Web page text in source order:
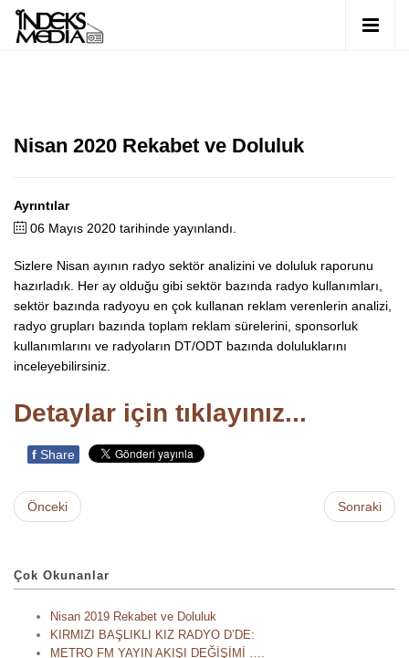
Nisan 2020 Rekabet ve Doluluk
Ayrıntılar
06 Mayıs 2020 tarihinde yayınlandı.
Sizlere Nisan ayının radyo sektör analizini ve doluluk raporunu
hazırladık. Her ay olduğu gibi sektör bazında radyo kullanımları,
sektör bazında radyoyu en çok kullanan reklam verenlerin analizi,
radyo grupları bazında toplam reklam sürelerini, sponsorluk
kullanımlarını ve radyoların DT/ODT bazında doluluklarını
inceleyebilirsiniz.
Detaylar için tıklayınız...
f Share
Önceki Sonraki
Çok Okunanlar
Nisan 2019 Rekabet ve Doluluk
KIRMIZI BAŞLIKLI KIZ RADYO D’DE:
METRO FM YAYIN AKIŞI DEĞİŞİMİ ….